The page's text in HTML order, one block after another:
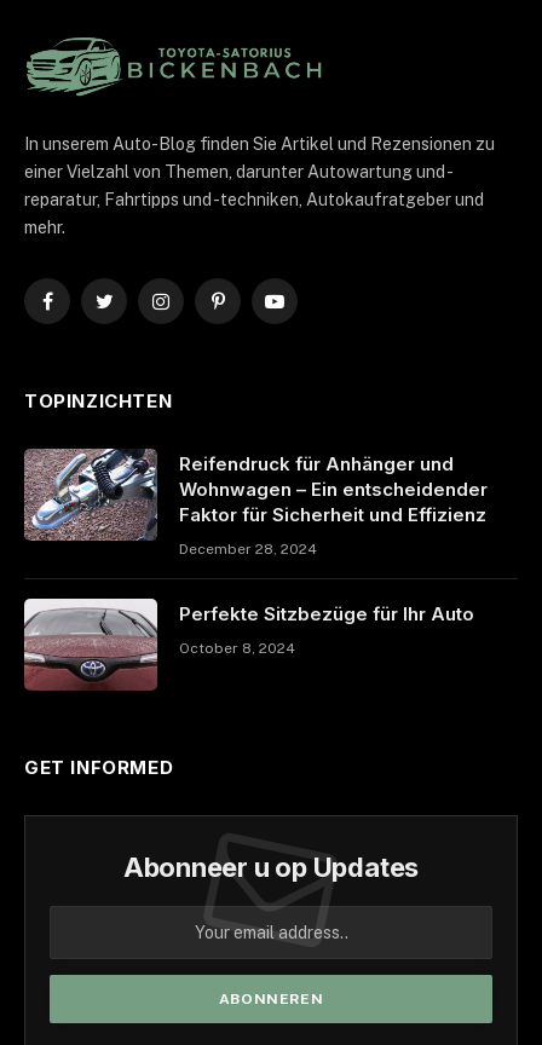
In unserem Auto-Blog finden Sie Artikel und Rezensionen zu
einer Vielzahl von Themen, darunter Autowartung und -
reparatur, Fahrtipps und -techniken, Autokaufratgeber und
mehr.
FacebookTwitterInstagramPinterestYouTube
TOPINZICHTEN
Reifendruck für Anhänger und
Wohnwagen – Ein entscheidender
Faktor für Sicherheit und Effizienz
December 28, 2024
Perfekte Sitzbezüge für Ihr Auto
October 8, 2024
GET INFORMED
Abonneer u op Updates